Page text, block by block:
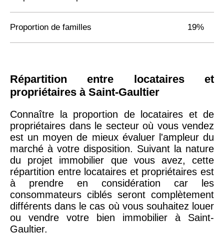
Proportion de familles 19%
Répartition entre locataires et
propriétaires à Saint-Gaultier
Connaître la proportion de locataires et de
propriétaires dans le secteur où vous vendez
est un moyen de mieux évaluer l'ampleur du
marché à votre disposition. Suivant la nature
du projet immobilier que vous avez, cette
répartition entre locataires et propriétaires est
à prendre en considération car les
consommateurs ciblés seront complètement
différents dans le cas où vous souhaitez louer
ou vendre votre bien immobilier à Saint-
Gaultier.